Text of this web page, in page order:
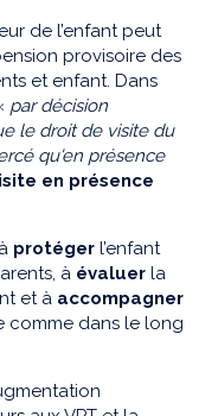
de l’enfant peut
provisoire des
et enfant. Dans
par décision
le droit de visite du
qu'en présence
en présence
protéger l’enfant
à évaluer la
et à accompagner
comme dans le long